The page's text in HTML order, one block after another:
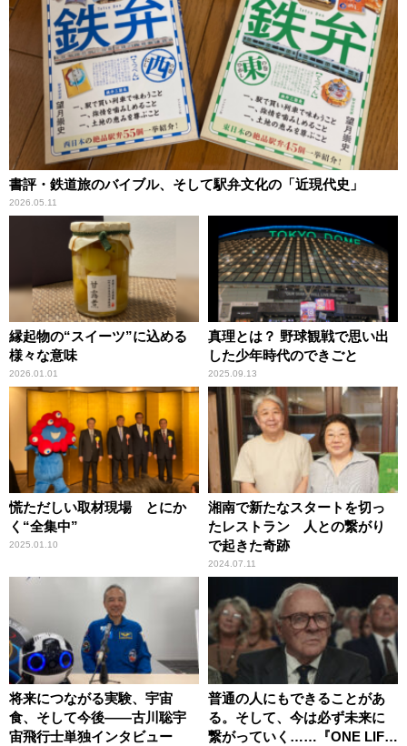
書評・鉄道旅のバイブル、そして駅弁文化の「近現代史」
2026.05.11
縁起物の“スイーツ”に込める
様々な意味
2026.01.01
真理とは？ 野球観戦で思い出
した少年時代のできごと
2025.09.13
慌ただしい取材現場 とにか
く“全集中”
2025.01.10
湘南で新たなスタートを切っ
たレストラン 人との繋がり
で起きた奇跡
2024.07.11
将来につながる実験、宇宙
食、そして今後――古川聡宇
宙飛行士単独インタビュー
普通の人にもできることがあ
る。そして、今は必ず未来に
繋がっていく……『ONE LIFE